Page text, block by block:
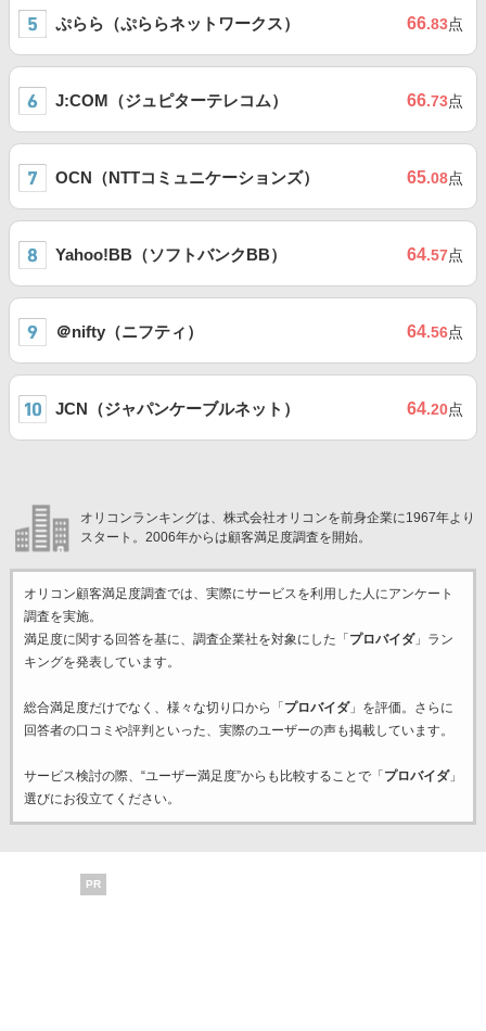
ぷらら（ぷららネットワークス） 66.83点
J:COM（ジュピターテレコム） 66.73点
OCN（NTTコミュニケーションズ） 65.08点
Yahoo!BB（ソフトバンクBB） 64.57点
＠nifty（ニフティ） 64.56点
JCN（ジャパンケーブルネット） 64.20点
オリコンランキングは、株式会社オリコンを前身企業に1967年より
スタート。2006年からは顧客満足度調査を開始。
オリコン顧客満足度調査では、実際にサービスを利用した 人にアンケート
調査を実施。
満足度に関する回答を基に、調査企業社を対象にした「 プロバイダ」ラン
キングを発表しています。
総合満足度だけでなく、様々な切り口から「 プロバイダ」を評価。さらに
回答者の口コミや評判といった、実際のユーザーの声も掲載しています。
サービス検討の際、“ユーザー満足度”からも比較することで「 プロバイダ」
選びにお役立てください。
PR